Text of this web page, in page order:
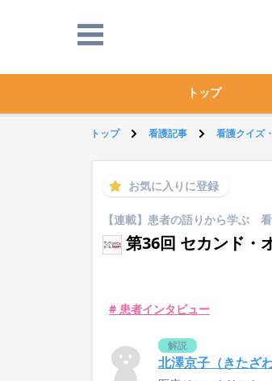
トップ
トップ 看護記事 看護クイズ
お気に入りに登録
【連載】患者の語りから学ぶ
第36回 セカンド・
# 患者インタビュー
解説
北澤京子（きたざ